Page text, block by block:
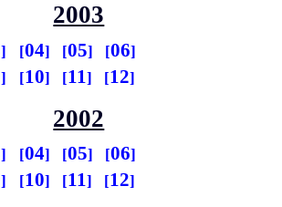
2003
04 05
06
10 11 12
2002
04 05
06
10 11 12